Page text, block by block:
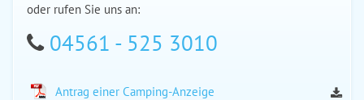
oder rufen Sie uns an:
04561 - 525 3010
Antrag einer Camping-Anzeige